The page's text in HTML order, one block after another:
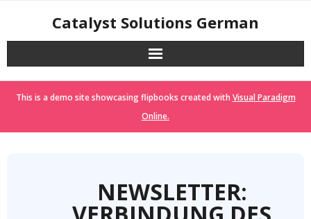
Catalyst Solutions German
This is a demo site showcasing flipbooks created with Visual Paradigm
Online.
NEWSLETTER: